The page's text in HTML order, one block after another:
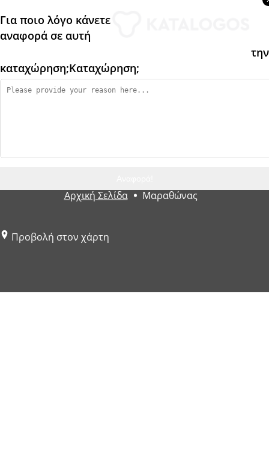
Για ποιο λόγο κάνετε
αναφορά σε αυτή
την
καταχώρηση;Καταχώρηση;
Αρχική Σελίδα Μαραθώνας
Προβολή στον χάρτη